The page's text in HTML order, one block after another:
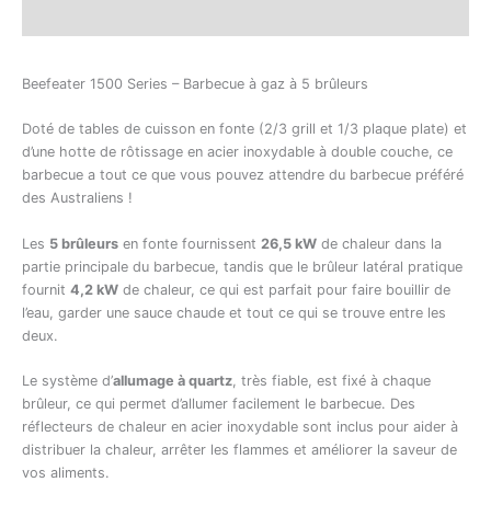
Beefeater 1500 Series – Barbecue à gaz à 5 brûleurs
Doté de tables de cuisson en fonte (2/3 grill et 1/3 plaque plate) et
d’une hotte de rôtissage en acier inoxydable à double couche, ce
barbecue a tout ce que vous pouvez attendre du barbecue préféré
des Australiens !
Les 5 brûleurs en fonte fournissent 26,5 kW de chaleur dans la
partie principale du barbecue, tandis que le brûleur latéral pratique
fournit 4,2 kW de chaleur, ce qui est parfait pour faire bouillir de
l’eau, garder une sauce chaude et tout ce qui se trouve entre les
deux.
Le système d’allumage à quartz , très fiable, est fixé à chaque
brûleur, ce qui permet d’allumer facilement le barbecue. Des
réflecteurs de chaleur en acier inoxydable sont inclus pour aider à
distribuer la chaleur, arrêter les flammes et améliorer la saveur de
vos aliments.